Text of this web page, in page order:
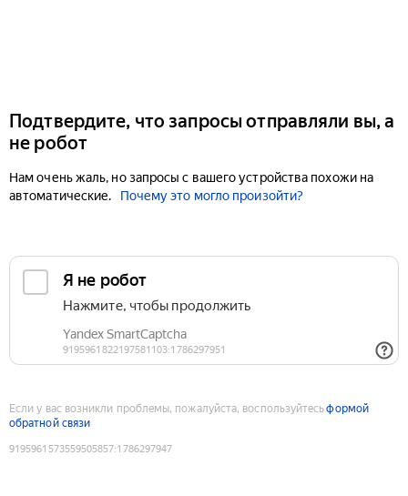
Подтвердите, что запросы отправляли вы, а
не робот
Нам очень жаль, но запросы с вашего устройства похожи на
автоматические.
Почему это могло произойти?
Если у вас возникли проблемы, пожалуйста, воспользуйтесьформой
обратной связи
9195961573559505857:1786297947